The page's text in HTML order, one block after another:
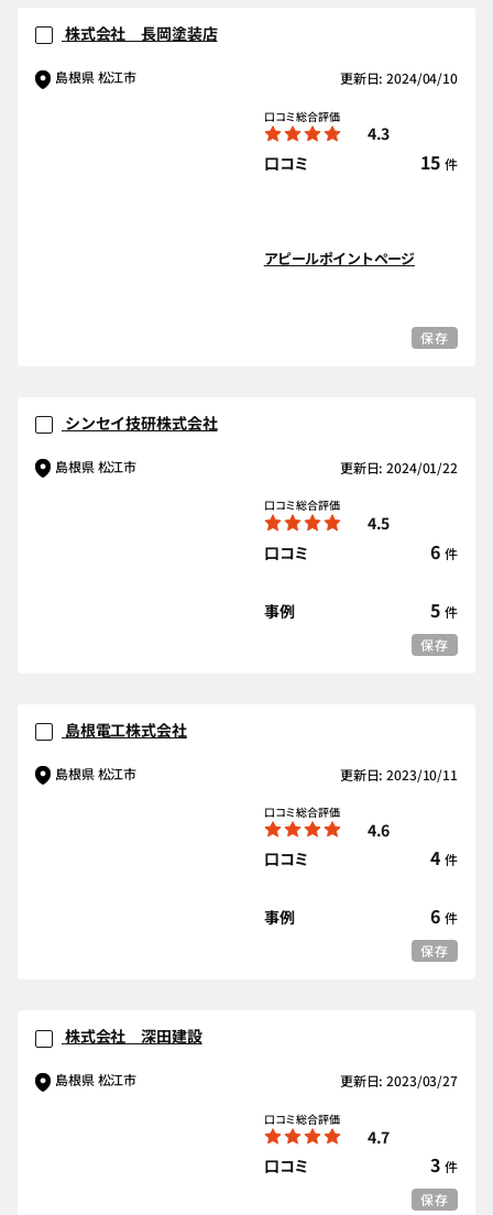
株式会社 長岡塗装店
島根県 松江市 更新日: 2024/04/10
口コミ総合評価
4.3
口コミ
15 件
アピールポイントページ
保存
シンセイ技研株式会社
島根県 松江市 更新日: 2024/01/22
口コミ総合評価
4.5
口コミ
6 件
事例 5 件
保存
島根電工株式会社
島根県 松江市 更新日: 2023/10/11
口コミ総合評価
4.6
口コミ
4 件
事例 6 件
保存
株式会社 深田建設
島根県 松江市 更新日: 2023/03/27
口コミ総合評価
4.7
口コミ
3 件
保存